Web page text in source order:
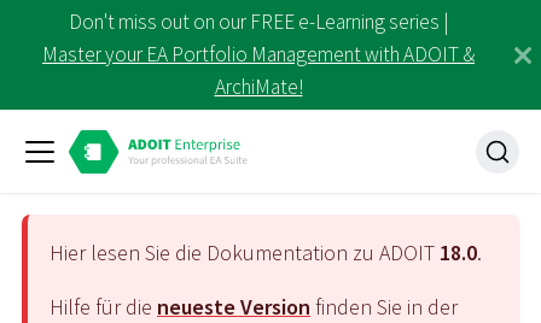
Don't miss out on our FREE e-Learning series |
Master your EA Portfolio Management with ADOIT &
ArchiMate!
Hier lesen Sie die Dokumentation zu ADOIT 18.0.
Hilfe für die neueste Version finden Sie in der